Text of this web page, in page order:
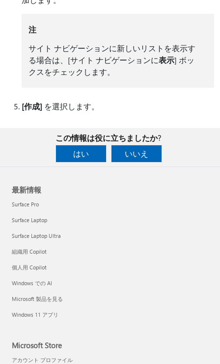
注
サイト ナビゲーションに新しいリストを表示す
る場合は、[サイト ナビゲーションに表示] ボッ
クスをチェックします。
[作成] を選択します。
この情報は役に立ちましたか?
はい
いいえ
最新情報
Surface Pro
Surface Laptop
Surface Laptop Ultra
組織用 Copilot
個人用 Copilot
Windows での AI
Microsoft 製品を見る
Windows 11 アプリ
Microsoft Store
アカウント プロファイル